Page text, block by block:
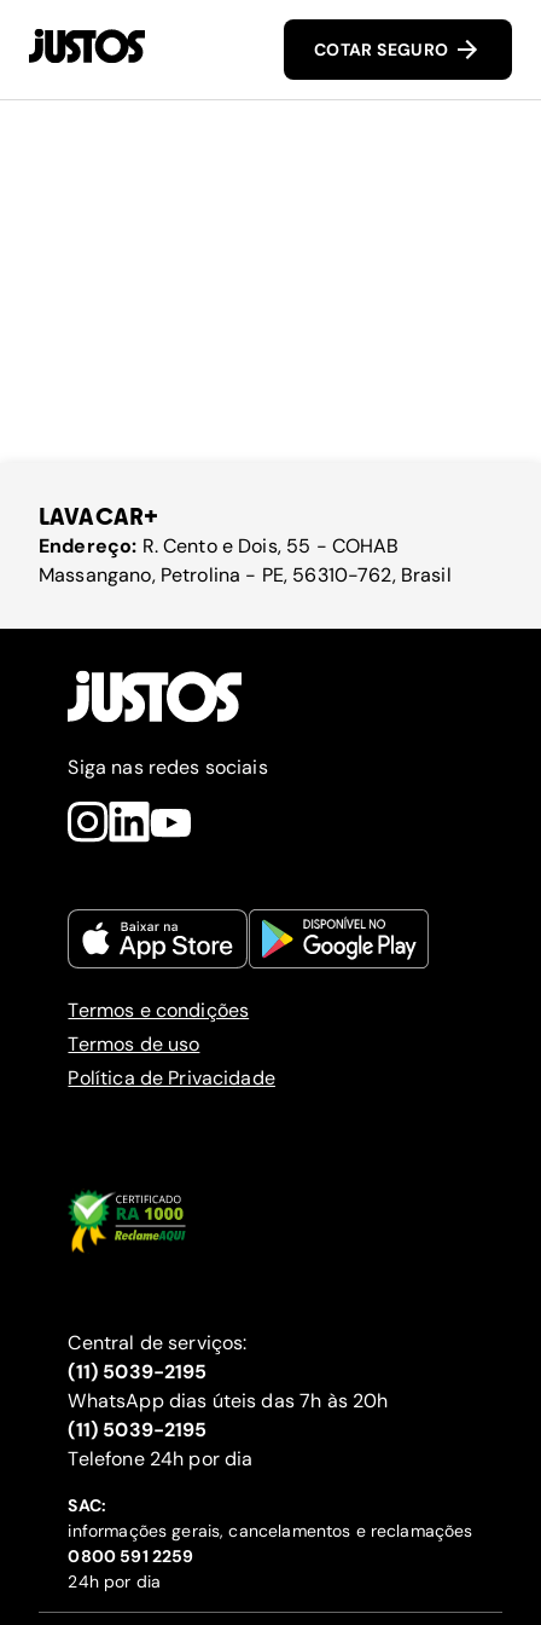
COTAR SEGURO
LAVACAR+
Endereço: R. Cento e Dois, 55 - COHAB
Massangano, Petrolina - PE, 56310-762, Brasil
Siga nas redes sociais
Termos e condições
Termos de uso
Política de Privacidade
Central de serviços:
(11) 5039-2195
WhatsApp dias úteis das 7h às 20h
(11) 5039-2195
‍Telefone 24h por dia
SAC:
informações gerais, cancelamentos e reclamações
‍0800 591 2259
24h por dia